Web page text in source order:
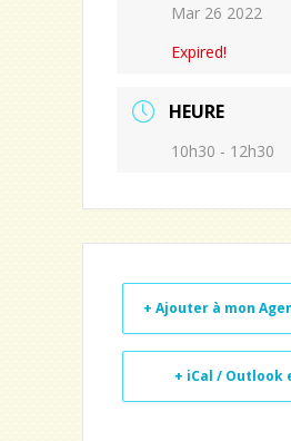
Mar 26 2022
Expired!
HEURE
10h30 - 12h30
+ Ajouter à mon
+ iCal / Outlook